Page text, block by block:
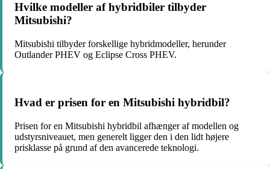
Hvilke modeller af hybridbiler tilbyder
Mitsubishi?
Mitsubishi tilbyder forskellige hybridmodeller, herunder
Outlander PHEV og Eclipse Cross PHEV.
Hvad er prisen for en Mitsubishi hybridbil?
Prisen for en Mitsubishi hybridbil afhænger af modellen og
udstyrsniveauet, men generelt ligger den i den lidt højere
prisklasse på grund af den avancerede teknologi.